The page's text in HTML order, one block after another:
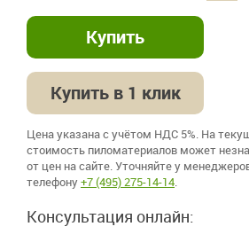
Купить в 1 клик
Цена указана с учётом НДС 5%. На
стоимость пиломатериалов может
от цен на сайте. Уточняйте у
телефону+7 (495) 275-14-14
Консультация онлайн: